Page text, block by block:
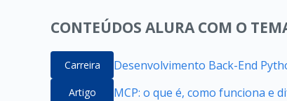
CONTEÚDOS ALURA COM O
Carreira Desenvolvimento Back-End
Artigo MCP: o que é, como funciona e